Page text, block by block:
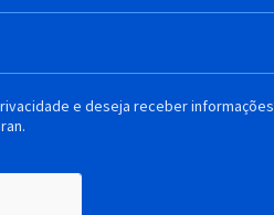
e deseja receber informações